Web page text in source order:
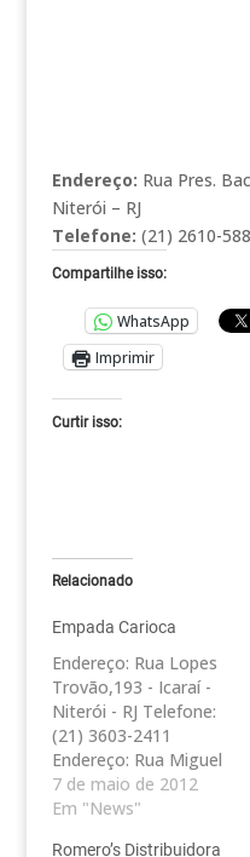
Endereço: Rua Pres.
Niterói – RJ
Telefone: (21) 2610-
Compartilhe isso:
WhatsApp
Imprimir
Curtir isso:
Relacionado
Empada Carioca
Endereço: Rua Lopes
Trovão,193 - Icaraí -
Niterói - RJ Telefone:
(21) 3603-2411
Endereço: Rua Miguel
Couto, 479 loja 101
Santa Rosa - Niterói -
7 de maio de 2012
Em "News"
Romero’s Distribuidora